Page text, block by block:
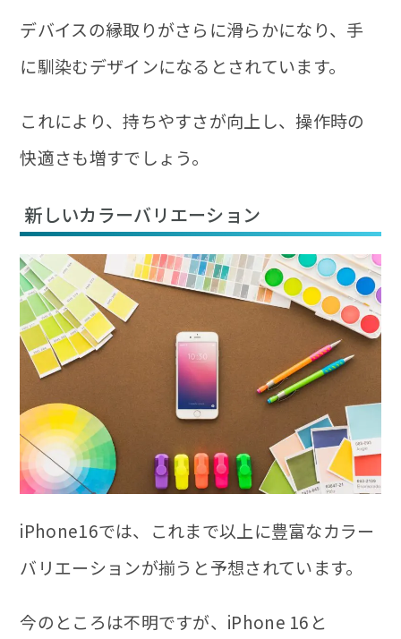
デバイスの縁取りがさらに滑らかになり、手
に馴染むデザインになるとされています。
これにより、持ちやすさが向上し、操作時の
快適さも増すでしょう。
新しいカラーバリエーション
iPhone16では、これまで以上に豊富なカラー
バリエーションが揃うと予想されています。
今のところは不明ですが、iPhone 16と